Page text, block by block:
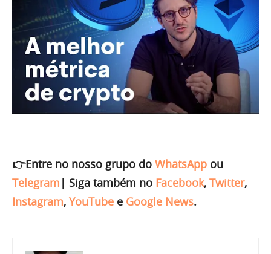
👉Entre no nosso grupo do WhatsApp ou
Telegram | Siga também no Facebook, Twitter,
Instagram, YouTube e Google News.